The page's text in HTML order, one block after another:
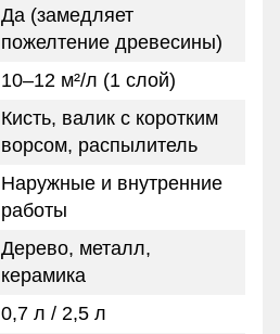
Да (замедляет
пожелтение древесины)
10–12 м²/л (1 слой)
Кисть, валик с коротким
ворсом, распылитель
Наружные и внутренние
работы
Дерево, металл,
керамика
0,7 л / 2,5 л